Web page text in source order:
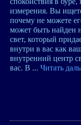
измерения. Вы
почему не можете
может быть найден
свет, который
внутри в вас как
внутренний центр
вас. В ... Читать